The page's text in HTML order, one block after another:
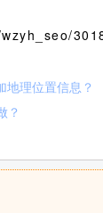
地理位置信息？
？